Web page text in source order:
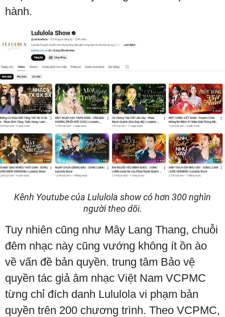
hành.
Kênh Youtube của Lululola show có hơn 300 nghìn
người theo dõi.
Tuy nhiên cũng như Mây Lang Thang, chuỗi
đêm nhạc này cũng vướng không ít ồn ào
về vấn đề bản quyền. trung tâm Bảo vệ
quyền tác giả âm nhạc Việt Nam VCPMC
từng chỉ đích danh Lululola vi phạm bản
quyền trên 200 chương trình. Theo VCPMC,